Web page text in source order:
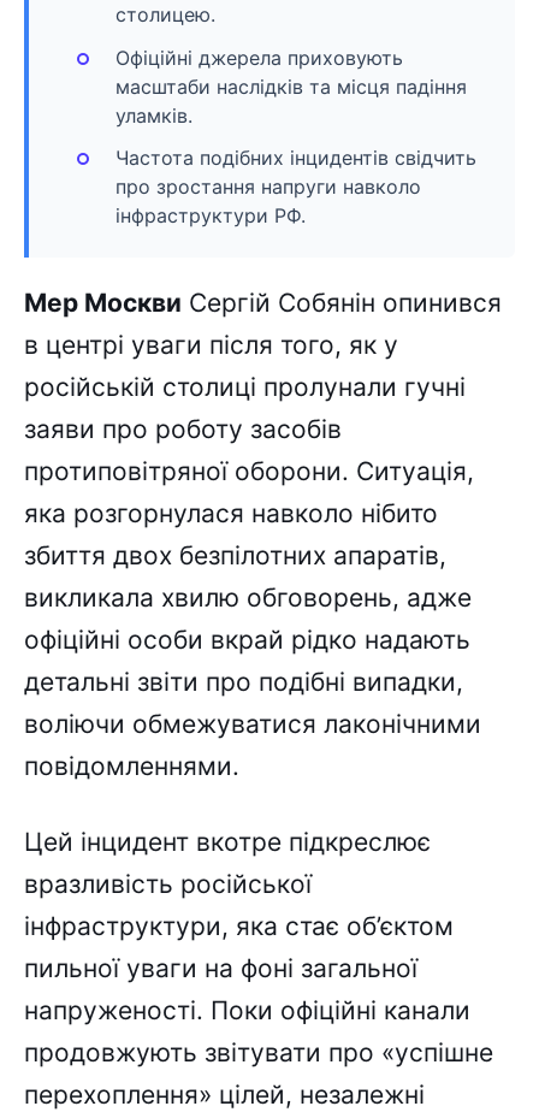
столицею.
Офіційні джерела приховують
масштаби наслідків та місця падіння
уламків.
Частота подібних інцидентів свідчить
про зростання напруги навколо
інфраструктури РФ.
Мер Москви Сергій Собянін опинився
в центрі уваги після того, як у
російській столиці пролунали гучні
заяви про роботу засобів
протиповітряної оборони. Ситуація,
яка розгорнулася навколо нібито
збиття двох безпілотних апаратів,
викликала хвилю обговорень, адже
офіційні особи вкрай рідко надають
детальні звіти про подібні випадки,
воліючи обмежуватися лаконічними
повідомленнями.
Цей інцидент вкотре підкреслює
вразливість російської
інфраструктури, яка стає об’єктом
пильної уваги на фоні загальної
напруженості. Поки офіційні канали
продовжують звітувати про «успішне
перехоплення» цілей, незалежні